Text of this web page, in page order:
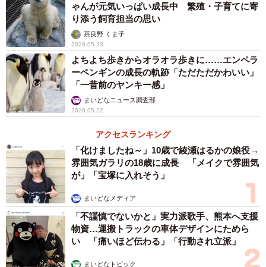
ゃんが元気いっぱい成長中 繁殖・子育てに寄
り添う飼育担当の思い
茶良野 くま子
2026.05.23
よちよち歩きからオラオラ歩きに……エンペラ
ーペンギンの成長の軌跡「ただただかわいい」
「一昔前のヤンキー感」
まいどなニュース調査部
2026.05.22
アクセスランキング
「化けましたね～」10歳で綾瀬はるかの娘役→
雰囲気ガラリの18歳に成長 「メイクで雰囲気
が」「宝塚に入れそう」
まいどなメディア
「不謹慎でないかと」実力派歌手、熊本へ支援
物資…運搬トラックの車体デザインにためら
い 「痛いほど伝わる」「行動され立派」
まいどなトピック